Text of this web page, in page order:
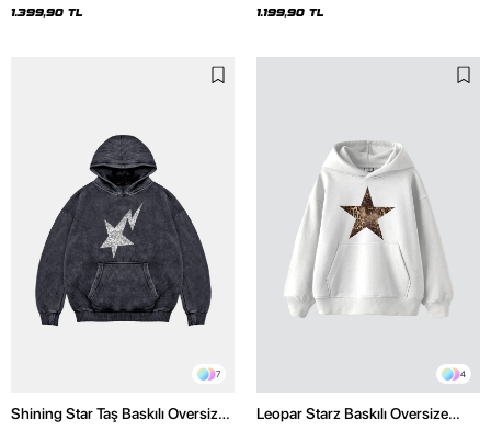
1.399,90 TL 1.199,90 TL
7
Shining Star Taş Baskılı Oversize
4
Leopar Starz Baskılı Oversize